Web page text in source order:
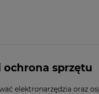
ochrona sprzętu
elektronarzędzia oraz